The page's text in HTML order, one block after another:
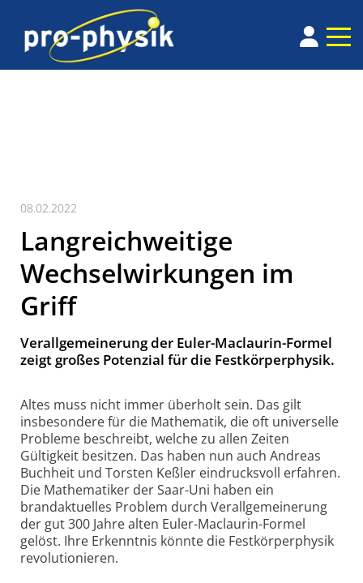
08.02.2022
Langreichweitige
Wechselwirkungen im
Griff
Verallgemeinerung der Euler-Maclaurin-Formel
zeigt großes Potenzial für die Festkörperphysik.
Altes muss nicht immer überholt sein. Das gilt
insbesondere für die Mathematik, die oft universelle
Probleme beschreibt, welche zu allen Zeiten
Gültigkeit besitzen. Das haben nun auch Andreas
Buchheit und Torsten Keßler eindrucksvoll erfahren.
Die Mathematiker der Saar-Uni haben ein
brandaktuelles Problem durch Verallgemeinerung
der gut 300 Jahre alten Euler-Maclaurin-Formel
gelöst. Ihre Erkenntnis könnte die Festkörperphysik
revolutionieren.